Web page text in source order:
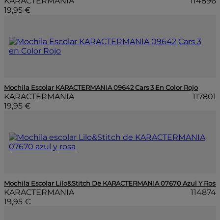
19,95 €
Mochila Escolar KARACTERMANIA 09642 Cars 3 En Color Rojo
KARACTERMANIA
117801
19,95 €
Mochila Escolar Lilo&Stitch De KARACTERMANIA 07670 Azul Y Rosa
KARACTERMANIA
114874
19,95 €